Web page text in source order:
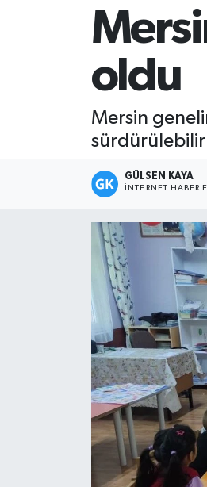
oldu
Mersin
sürdürülebilir
GÜLSEN KAYA
İNTERNET HABER
Magazin
Mersin Tarihi
Özel Haber
Politika
Resmi İlan
Sürmanşet
Teknoloji